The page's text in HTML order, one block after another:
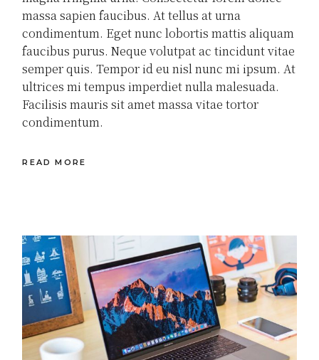
massa sapien faucibus. At tellus at urna
condimentum. Eget nunc lobortis mattis aliquam
faucibus purus. Neque volutpat ac tincidunt vitae
semper quis. Tempor id eu nisl nunc mi ipsum. At
ultrices mi tempus imperdiet nulla malesuada.
Facilisis mauris sit amet massa vitae tortor
condimentum.
READ MORE